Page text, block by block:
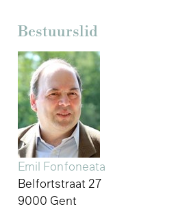
Bestuurslid
Emil Fonfoneata
Belfortstraat 27
9000 Gent